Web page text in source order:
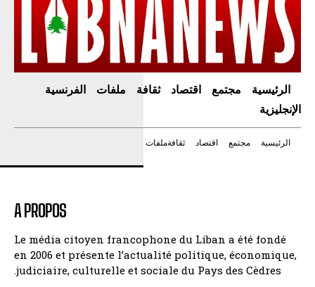
الرئيسية مجتمع اقتصاد ثقافة ملفات
الفرنسية
الإنجليزية
الرئيسية مجتمع اقتصاد ثقافةملفات
A PROPOS
Le média citoyen francophone du Liban a été fondé
en 2006 et présente l’actualité politique, économique,
judiciaire, culturelle et sociale du Pays des Cèdres.